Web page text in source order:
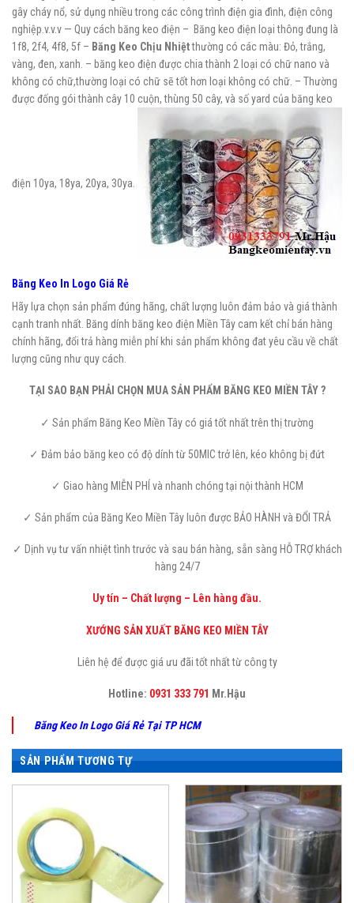
gây cháy nổ, sử dụng nhiều trong các công trình điện gia đình, điện công
nghiệp.v.v.v — Quy cách băng keo điện – Băng keo điện loại thông đung là
1f8, 2f4, 4f8, 5f – Băng Keo Chịu Nhiệtthường có các màu: Đỏ, trắng,
vàng, đen, xanh. – băng keo điện được chia thành 2 loại có chữ nano và
không có chữ,thường loại có chữ sẽ tốt hơn loại không có chữ. – Thường
được đống gói thành cây 10 cuộn, thùng 50 cây, và số yard của băng keo
điện 10ya, 18ya, 20ya, 30ya.
Băng Keo In Logo Giá Rẻ
Hãy lựa chọn sản phẩm đúng hãng, chất lượng luôn đảm bảo và giá thành
cạnh tranh nhất. Băng dính băng keo điện Miền Tây cam kết chỉ bán hàng
chính hãng, đổi trả hàng miễn phí khi sản phẩm không đat yêu cầu về chất
lượng cũng như quy cách.
TẠI SAO BẠN PHẢI CHỌN MUA SẢN PHẨM BĂNG KEO MIỀN TÂY ?
✓ Sản phẩm Băng Keo Miền Tây có giá tốt nhất trên thị trường
✓ Đảm bảo băng keo có độ dính từ 50MIC trở lên, kéo không bị đứt
✓ Giao hàng MIỄN PHÍ và nhanh chóng tại nội thành HCM
✓ Sản phẩm của Băng Keo Miền Tây luôn được BẢO HÀNH và ĐỔI TRẢ
✓ Dịnh vụ tư vấn nhiệt tình trước và sau bán hàng, sẵn sàng HỖ TRỢ khách
hàng 24/7
Uy tín – Chất lượng – Lên hàng đầu.
XƯỚNG SẢN XUẤT BĂNG KEO MIỀN TÂY
Liên hệ để được giá ưu đãi tốt nhất từ công ty
Hotline: 0931 333 791 Mr.Hậu
Băng Keo In Logo Giá Rẻ Tại TP HCM
SẢN PHẨM TƯƠNG TỰ